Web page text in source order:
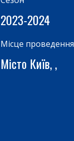
2023-2024
Місце проведення
Місто Київ, ,